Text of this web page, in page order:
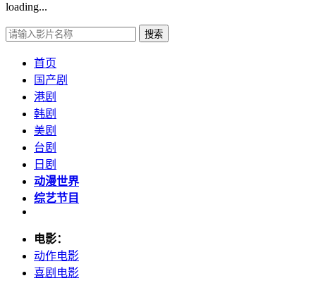
loading...
搜索
首页
国产剧
港剧
韩剧
美剧
台剧
日剧
动漫世界
综艺节目
电影：
动作电影
喜剧电影